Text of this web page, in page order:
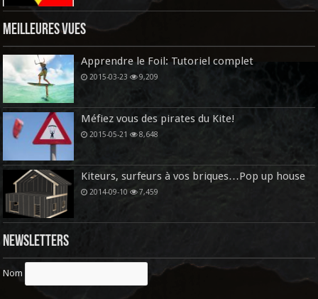
Meilleures vues
Apprendre le Foil: Tutoriel complet
2015-03-23 9,209
Méfiez vous des pirates du Kite!
2015-05-21 8,648
Kiteurs, surfeurs à vos briques…Pop up house
2014-09-10 7,459
Newsletters
Nom